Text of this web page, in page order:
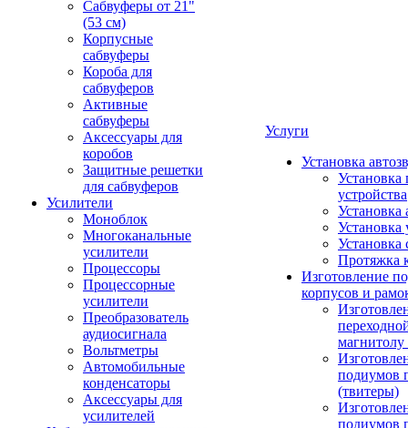
Сабвуферы от 21"
(53 см)
Корпусные
сабвуферы
Короба для
сабвуферов
Активные
сабвуферы
Аксессуары для
коробов
Защитные решетки
для сабвуферов
Усилители
Моноблок
Многоканальные
усилители
Процессоры
Процессорные
усилители
Преобразователь
аудиосигнала
Вольтметры
Автомобильные
конденсаторы
Аксессуары для
усилителей
Услуги
Установка
Установка
устройства
Установка
Установка
Установка
Протяжка
Изготовление
корпусов и
подиумов
(твитеры)
подиумов